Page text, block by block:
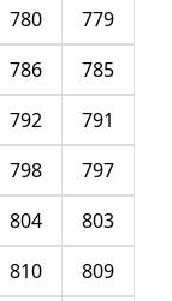
779
780
785
786
791
792
797
798
803
804
809
810